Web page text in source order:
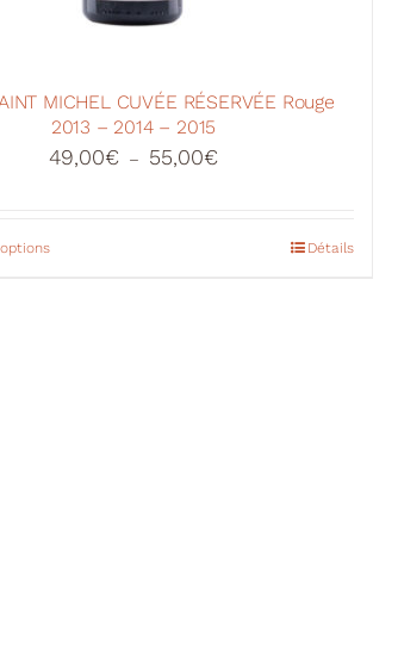
MICHEL CUVÉE RÉSERVÉE Rouge
2013 – 2014 – 2015
49,00€ – 55,00€Plage
Ce
Détails